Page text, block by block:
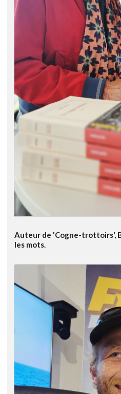
Auteur de 'Cogne-trottoirs',
les mots.